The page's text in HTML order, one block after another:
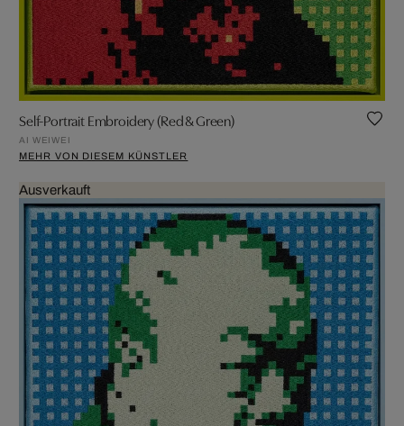
Self-Portrait Embroidery (Red & Green)
AI WEIWEI
MEHR VON DIESEM KÜNSTLER
Ausverkauft